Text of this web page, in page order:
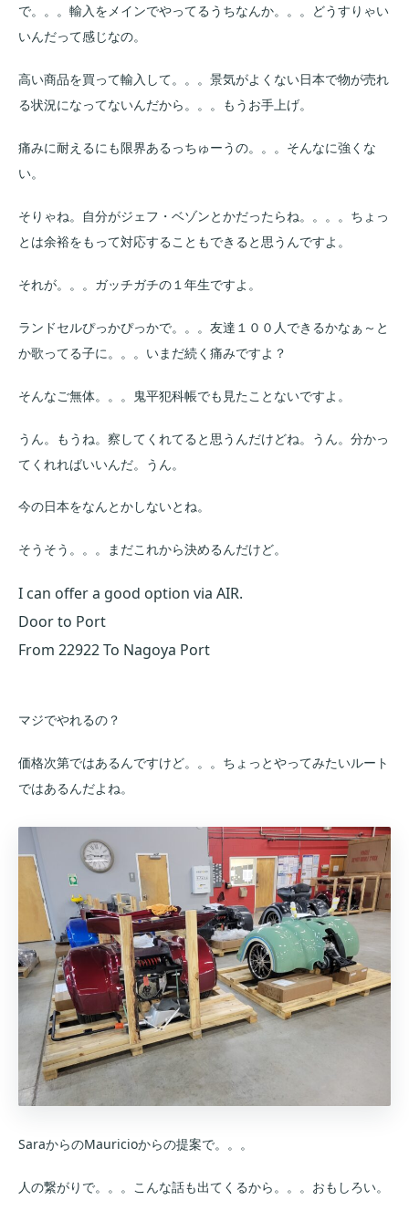
で。。。輸入をメインでやってるうちなんか。。。どうすりゃい
いんだって感じなの。
高い商品を買って輸入して。。。景気がよくない日本で物が売れ
る状況になってないんだから。。。もうお手上げ。
痛みに耐えるにも限界あるっちゅーうの。。。そんなに強くな
い。
そりゃね。自分がジェフ・ベゾンとかだったらね。。。。ちょっ
とは余裕をもって対応することもできると思うんですよ。
それが。。。ガッチガチの１年生ですよ。
ランドセルぴっかぴっかで。。。友達１００人できるかなぁ～と
か歌ってる子に。。。いまだ続く痛みですよ？
そんなご無体。。。鬼平犯科帳でも見たことないですよ。
うん。もうね。察してくれてると思うんだけどね。うん。分かっ
てくれればいいんだ。うん。
今の日本をなんとかしないとね。
そうそう。。。まだこれから決めるんだけど。
I can offer a good option via AIR.
Door to Port
From 22922 To Nagoya Port
マジでやれるの？
価格次第ではあるんですけど。。。ちょっとやってみたいルート
ではあるんだよね。
SaraからのMauricioからの提案で。。。
人の繋がりで。。。こんな話も出てくるから。。。おもしろい。